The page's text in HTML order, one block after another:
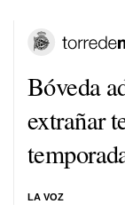
Bóveda
extrañar
LA VOZ